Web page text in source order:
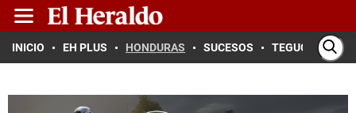
INICIO EH PLUS HONDURAS SUCESOS TEGUCIGALPA